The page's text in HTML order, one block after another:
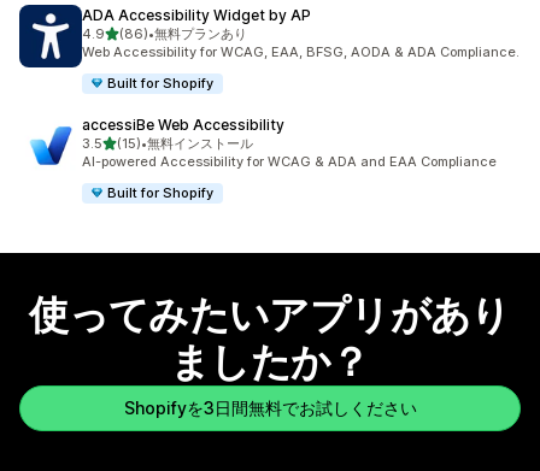
ADA Accessibility Widget by AP
4.95つ星中
(86)
合計レビュー数：86件
•無料プランあり
Web Accessibility for WCAG, EAA, BFSG, AODA & ADA Compliance.
Built for Shopify
accessiBe Web Accessibility
3.55つ星中
(15)
合計レビュー数：15件
•無料インストール
AI-powered Accessibility for WCAG & ADA and EAA Compliance
Built for Shopify
使ってみたいアプリがあり
ましたか？
Shopifyを3日間無料でお試しください